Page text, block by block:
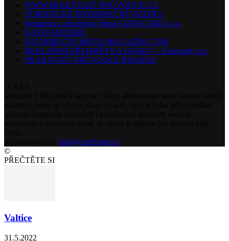
WWW.PRAKTICKÝ-PRŮVODCE.CZ
TURISTICKÉ INFORMAČNÍ VIZITKY
Reklamní a distribuční firma EUROCARD s.r.o.
NAŠI PARTNEŘI
DISTRIBUČNÍ MÍSTA MAGAZÍNU TIM
REKLAMNÍ PŘEDMĚTY A DÁRKY – Eurocard s.r.o.
PRAKTICKÝ PRŮVODCE PRAHOU
info@czech-tim.cz
©
PŘEČTĚTE SI
Valtice
31.5.2022